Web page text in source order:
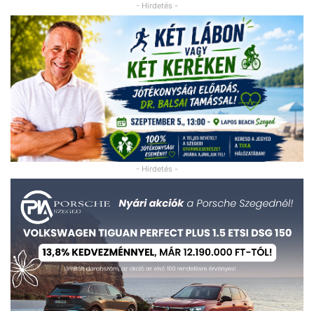
- Hirdetés -
- Hirdetés -